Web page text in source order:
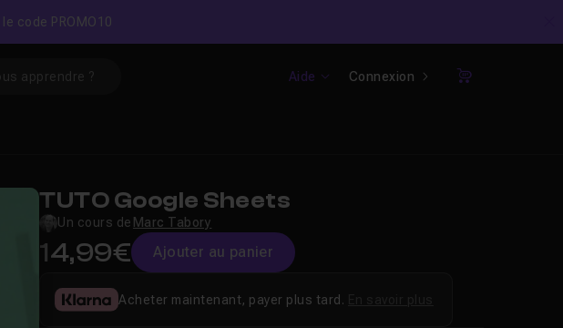
code PROMO10
Aide Connexion
Panier
TUTO Google Sheets
Un cours de Marc Tabory
14,99€ Ajouter au panier
Acheter maintenant, payer plus tard.